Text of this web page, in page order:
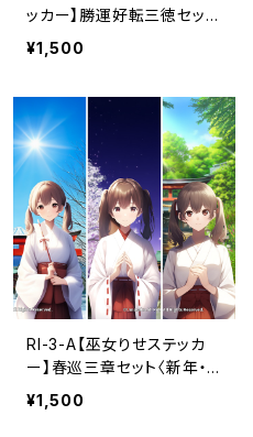
ッカー】勝運好転三徳セット
〈3枚セット〉（利用コード3ヶ
月分付き）
¥1,500
RI-3-A【巫女りせステッカ
ー】春巡三章セット〈新年・
夜桜・初夏〉（利用コード3ヶ
月付き）
¥1,500